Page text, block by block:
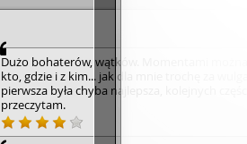
Dużo bohaterów, wątków. Momentami
kto, gdzie i z kim... jak dla mnie trochę za
pierwsza była chyba najlepsza, kolejnych części
przeczytam.